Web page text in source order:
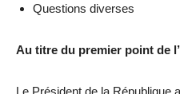
Questions diverses
Au titre du premier point de
Le Président de la République